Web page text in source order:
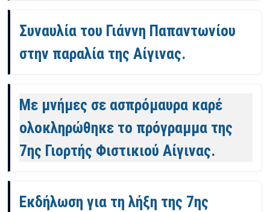
Συναυλία του Γιάννη Παπαντωνίου
στην παραλία της Αίγινας.
Με μνήμες σε ασπρόμαυρα καρέ
ολοκληρώθηκε το πρόγραμμα της
7ης Γιορτής Φιστικιού Αίγινας.
Εκδήλωση για τη λήξη της 7ης